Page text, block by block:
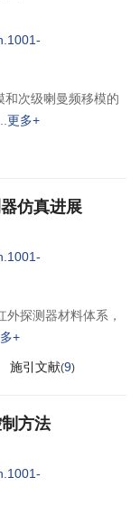
次级喇曼频移模的
更多+
仿真进展
探测器材料体系，
+
施引文献(9)
方法